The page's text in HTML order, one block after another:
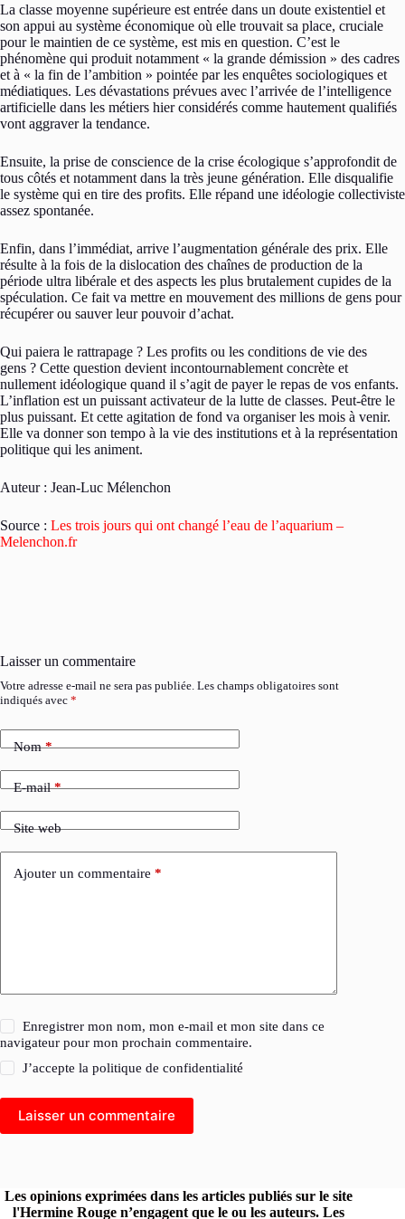
La classe moyenne supérieure est entrée dans un doute existentiel et
son appui au système économique où elle trouvait sa place, cruciale
pour le maintien de ce système, est mis en question. C’est le
phénomène qui produit notamment « la grande démission » des cadres
et à « la fin de l’ambition » pointée par les enquêtes sociologiques et
médiatiques. Les dévastations prévues avec l’arrivée de l’intelligence
artificielle dans les métiers hier considérés comme hautement qualifiés
vont aggraver la tendance.
Ensuite, la prise de conscience de la crise écologique s’approfondit de
tous côtés et notamment dans la très jeune génération. Elle disqualifie
le système qui en tire des profits. Elle répand une idéologie collectiviste
assez spontanée.
Enfin, dans l’immédiat, arrive l’augmentation générale des prix. Elle
résulte à la fois de la dislocation des chaînes de production de la
période ultra libérale et des aspects les plus brutalement cupides de la
spéculation. Ce fait va mettre en mouvement des millions de gens pour
récupérer ou sauver leur pouvoir d’achat.
Qui paiera le rattrapage ? Les profits ou les conditions de vie des
gens ? Cette question devient incontournablement concrète et
nullement idéologique quand il s’agit de payer le repas de vos enfants.
L’inflation est un puissant activateur de la lutte de classes. Peut-être le
plus puissant. Et cette agitation de fond va organiser les mois à venir.
Elle va donner son tempo à la vie des institutions et à la représentation
politique qui les animent.
Auteur : Jean-Luc Mélenchon
Source : Les trois jours qui ont changé l’eau de l’aquarium –
Melenchon.fr
Laisser un commentaire
Votre adresse e-mail ne sera pas publiée. Les champs obligatoires sont
indiqués avec *
Nom*
E-mail*
Site web
Ajouter un commentaire *
Enregistrer mon nom, mon e-mail et mon site dans ce
navigateur pour mon prochain commentaire.
J’accepte lapolitique de confidentialité
Laisser un commentaire
Les opinions exprimées dans les articles publiés sur le site
l'Hermine Rouge n’engagent que le ou les auteurs. Les